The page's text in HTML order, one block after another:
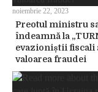
Preotul ministru
îndeamnă la
evazioniștii fiscali
valoarea fraudei
noiembrie 22, 2023